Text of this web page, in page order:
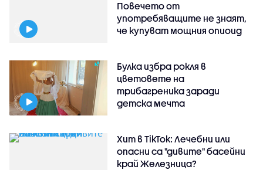
Повечето от
употребяващите не знаят,
че купуват мощния опиоид
Булка избра рокля в
цветовете на
трибагреника заради
детска мечта
Хит в TikTok: Лечебни или
опасни са "дивите" басейни
край Железница?